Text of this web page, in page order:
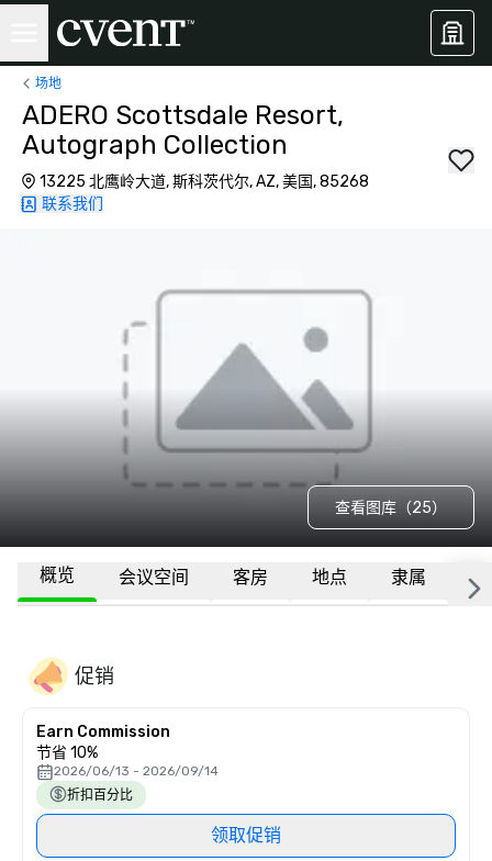
场地
ADERO Scottsdale Resort,
Autograph Collection
13225 北鹰岭大道, 斯科茨代尔, AZ, 美国, 85268
联系我们
查看图库（25）
概览 会议空间 客房 地点 隶属 更
促销
Earn Commission
节省 10%
2026/06/13 - 2026/09/14
折扣百分比
领取促销